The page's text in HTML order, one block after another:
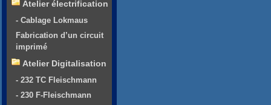
Atelier électrification
- Cablage Lokmaus
Fabrication d’un circuit
imprimé
Atelier Digitalisation
- 232 TC Fleischmann
- 230 F-Fleischmann